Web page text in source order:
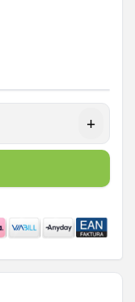
+